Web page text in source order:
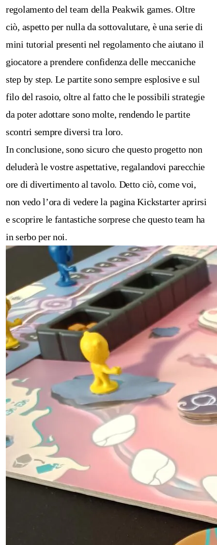
regolamento del team della Peakwik games. Oltre
ciò, aspetto per nulla da sottovalutare, è una serie di
mini tutorial presenti nel regolamento che aiutano il
giocatore a prendere confidenza delle meccaniche
step by step. Le partite sono sempre esplosive e sul
filo del rasoio, oltre al fatto che le possibili strategie
da poter adottare sono molte, rendendo le partite
scontri sempre diversi tra loro.
In conclusione, sono sicuro che questo progetto non
deluderà le vostre aspettative, regalandovi parecchie
ore di divertimento al tavolo. Detto ciò, come voi,
non vedo l’ora di vedere la pagina Kickstarter aprirsi
e scoprire le fantastiche sorprese che questo team ha
in serbo per noi.